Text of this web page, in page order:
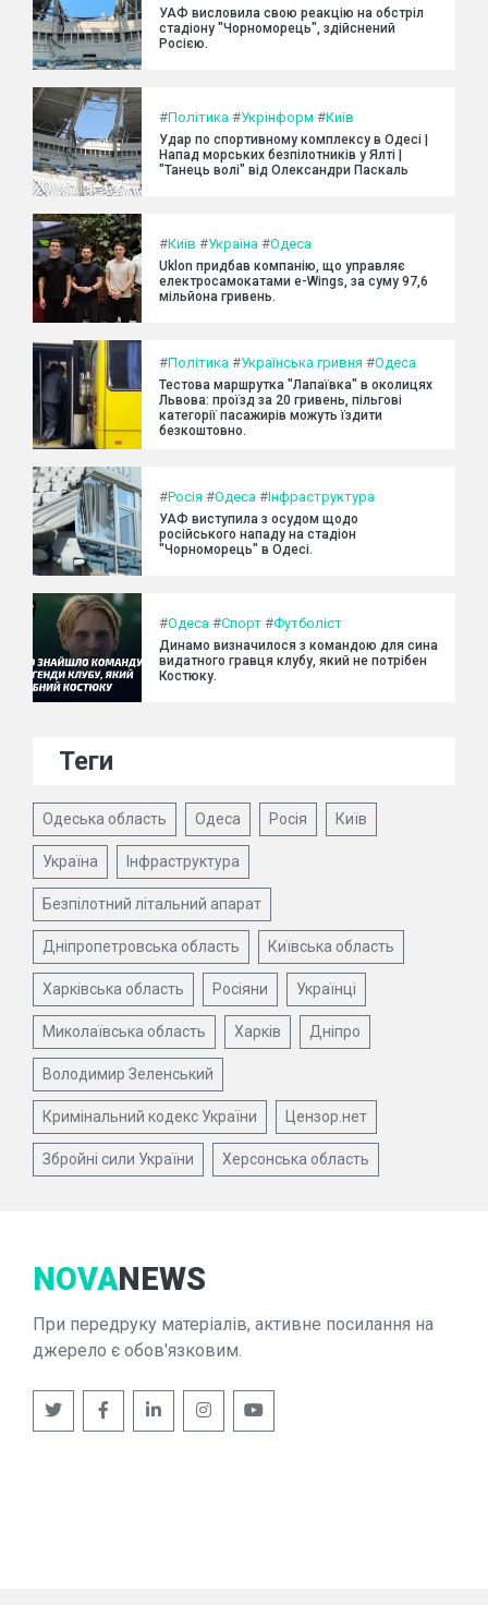
УАФ висловила свою реакцію на обстріл
стадіону "Чорноморець", здійснений
Росією.
#Політика #Укрінформ #Київ
Удар по спортивному комплексу в Одесі |
Напад морських безпілотників у Ялті |
"Танець волі" від Олександри Паскаль
#Київ #Україна #Одеса
Uklon придбав компанію, що управляє
електросамокатами e-Wings, за суму 97,6
мільйона гривень.
#Політика #Українська гривня #Одеса
Тестова маршрутка "Лапаївка" в околицях
Львова: проїзд за 20 гривень, пільгові
категорії пасажирів можуть їздити
безкоштовно.
#Росія #Одеса #Інфраструктура
УАФ виступила з осудом щодо
російського нападу на стадіон
"Чорноморець" в Одесі.
#Одеса #Спорт #Футболіст
Динамо визначилося з командою для сина
видатного гравця клубу, який не потрібен
Костюку.
Теги
Одеська область Одеса Росія Київ
Україна Інфраструктура
Безпілотний літальний апарат
Дніпропетровська область Київська область
Харківська область Росіяни Українці
Миколаївська область Харків Дніпро
Володимир Зеленський
Кримінальний кодекс України Цензор.нет
Збройні сили України Херсонська область
NOVANEWS
При передруку матеріалів, активне посилання на
джерело є обов'язковим.